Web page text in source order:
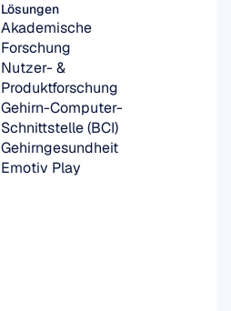
Lösungen
Akademische
Forschung
Nutzer- &
Produktforschung
Gehirn-Computer-
Schnittstelle (BCI)
Gehirngesundheit
Emotiv Play